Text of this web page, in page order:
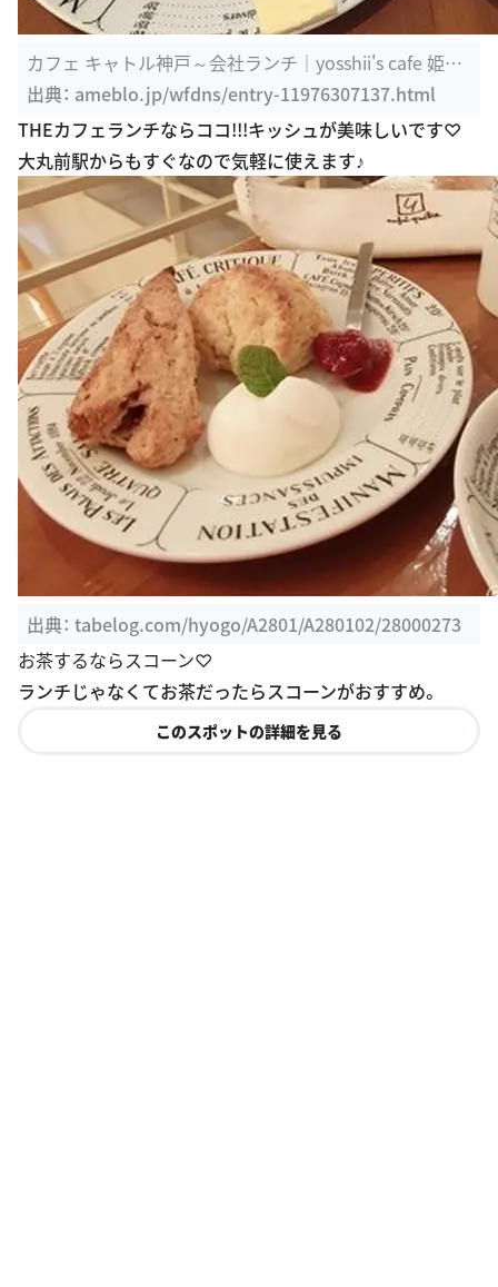
カフェ キャトル神戸～会社ランチ｜yosshii's cafe 姫路
市で ...
出典： ameblo.jp/wfdns/entry-11976307137.html
THEカフェランチならココ!!!キッシュが美味しいです♡
大丸前駅からもすぐなので気軽に使えます♪
出典： tabelog.com/hyogo/A2801/A280102/28000273
お茶するならスコーン♡
ランチじゃなくてお茶だったらスコーンがおすすめ。
このスポットの詳細を見る